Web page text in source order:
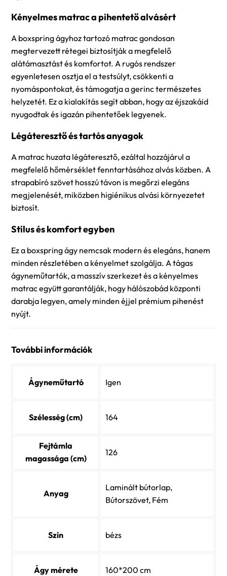
Kényelmes matrac a pihentető alvásért
A boxspring ágyhoz tartozó matrac gondosan
megtervezett rétegei biztosítják a megfelelő
alátámasztást és komfortot. A rugós rendszer
egyenletesen osztja el a testsúlyt, csökkenti a
nyomáspontokat, és támogatja a gerinc természetes
helyzetét. Ez a kialakítás segít abban, hogy az éjszakáid
nyugodtak és igazán pihentetőek legyenek.
Légáteresztő és tartós anyagok
A matrac huzata légáteresztő, ezáltal hozzájárul a
megfelelő hőmérséklet fenntartásához alvás közben. A
strapabíró szövet hosszú távon is megőrzi elegáns
megjelenését, miközben higiénikus alvási környezetet
biztosít.
Stílus és komfort egyben
Ez a boxspring ágy nemcsak modern és elegáns, hanem
minden részletében a kényelmet szolgálja. A tágas
ágyneműtartók, a masszív szerkezet és a kényelmes
matrac együtt garantálják, hogy hálószobád központi
darabja legyen, amely minden éjjel prémium pihenést
nyújt.
További információk
Ágyneműtartó Igen
Szélesség (cm) 164
Fejtámla
magassága (cm)
126
Anyag
Laminált bútorlap,
Bútorszövet, Fém
Szín bézs
Ágy mérete 160*200 cm